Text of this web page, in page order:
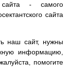
сайта - самого
сайта
наш сайт, нужны
информацию,
помогите